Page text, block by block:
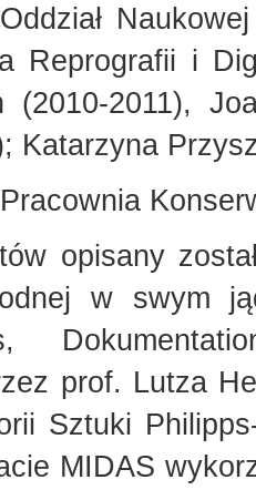
Reprografii i
(2010-2011),
Katarzyna
opisany
w swym
prof. Lutza
Sztuki
MIDAS